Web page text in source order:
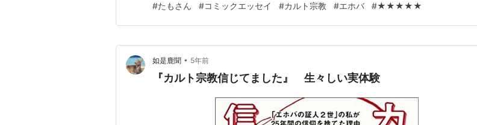
う認識しかなかったんですが、他にもいろいろと厳しんですね・・・。一体どうしてそ
んなに胡散臭い宗教を信じることができるんだろうって思っ…
#たもさん #コミックエッセイ #カルト宗教 #エホバ #★★★★★
如是鹿聞 • 5年前
『カルト宗教信じてました』 生々しい実体験